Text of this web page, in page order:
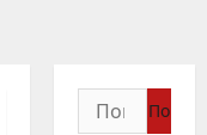
Найти: